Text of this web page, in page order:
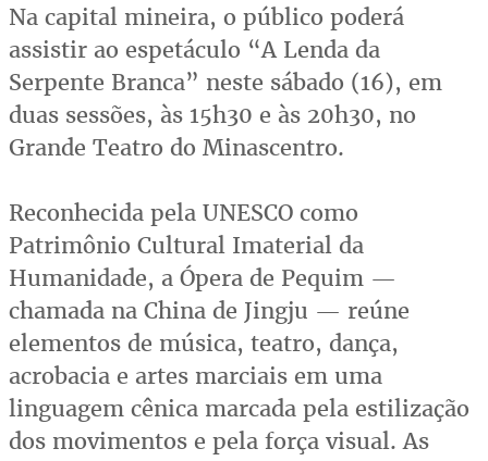
Na capital mineira, o público poderá
assistir ao espetáculo “A Lenda da
Serpente Branca” neste sábado (16), em
duas sessões, às 15h30 e às 20h30, no
Grande Teatro do Minascentro.
Reconhecida pela UNESCO como
Patrimônio Cultural Imaterial da
Humanidade, a Ópera de Pequim —
chamada na China de Jingju — reúne
elementos de música, teatro, dança,
acrobacia e artes marciais em uma
linguagem cênica marcada pela estilização
dos movimentos e pela força visual. As